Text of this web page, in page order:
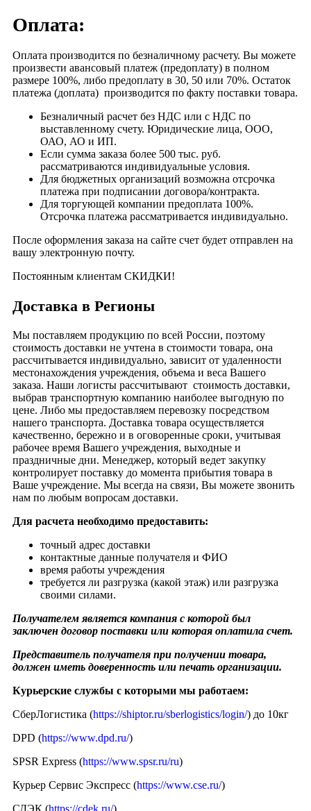
Оплата:
Оплата производится по безналичному расчету. Вы можете
произвести авансовый платеж (предоплату) в полном
размере 100%, либо предоплату в 30, 50 или 70%. Остаток
платежа (доплата) производится по факту поставки товара.
Безналичный расчет без НДС или с НДС по
выставленному счету. Юридические лица, ООО,
ОАО, АО и ИП.
Если сумма заказа более 500 тыс. руб.
рассматриваются индивидуальные условия.
Для бюджетных организаций возможна отсрочка
платежа при подписании договора/контракта.
Для торгующей компании предоплата 100%.
Отсрочка платежа рассматривается индивидуально.
После оформления заказа на сайте счет будет отправлен на
вашу электронную почту.
Постоянным клиентам СКИДКИ!
Доставка в Регионы
Мы поставляем продукцию по всей России, поэтому
стоимость доставки не учтена в стоимости товара, она
рассчитывается индивидуально, зависит от удаленности
местонахождения учреждения, объема и веса Вашего
заказа. Наши логисты рассчитывают стоимость доставки,
выбрав транспортную компанию наиболее выгодную по
цене. Либо мы предоставляем перевозку посредством
нашего транспорта. Доставка товара осуществляется
качественно, бережно и в оговоренные сроки, учитывая
рабочее время Вашего учреждения, выходные и
праздничные дни. Менеджер, который ведет закупку
контролирует поставку до момента прибытия товара в
Ваше учреждение. Мы всегда на связи, Вы можете звонить
нам по любым вопросам доставки.
Для расчета необходимо предоставить:
точный адрес доставки
контактные данные получателя и ФИО
время работы учреждения
требуется ли разгрузка (какой этаж) или разгрузка
своими силами.
Получателем является компания с которой был
заключен договор поставки или которая оплатила счет.
Представитель получателя при получении товара,
должен иметь доверенность или печать организации.
Курьерские службы с которыми мы работаем:
СберЛогистика (https://shiptor.ru/sberlogistics/login/) до 10кг
DPD (https://www.dpd.ru/)
SPSR Express (https://www.spsr.ru/ru)
Курьер Сервис Экспресс (https://www.cse.ru/)